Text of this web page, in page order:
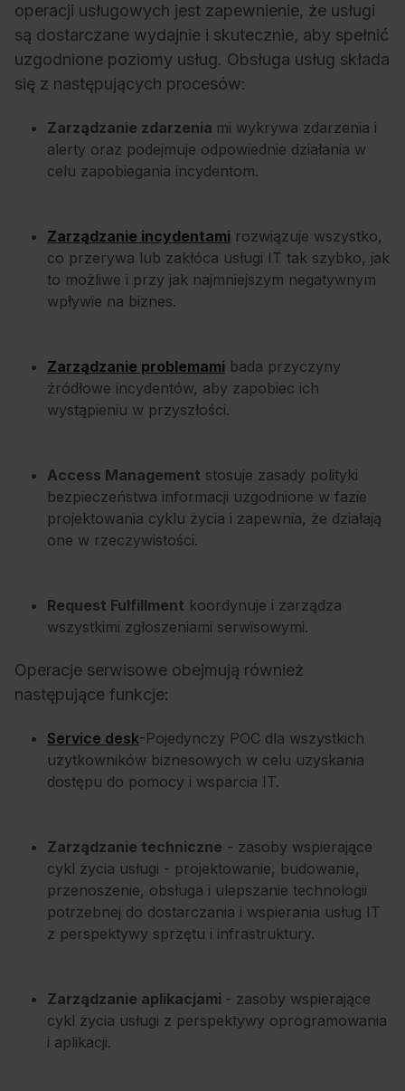
operacji usługowych jest zapewnienie, że usługi
są dostarczane wydajnie i skutecznie, aby spełnić
uzgodnione poziomy usług. Obsługa usług składa
się z następujących procesów:
Zarządzanie zdarzenia mi wykrywa zdarzenia i
alerty oraz podejmuje odpowiednie działania w
celu zapobiegania incydentom.
Zarządzanie incydentami rozwiązuje wszystko,
co przerywa lub zakłóca usługi IT tak szybko, jak
to możliwe i przy jak najmniejszym negatywnym
wpływie na biznes.
Zarządzanie problemami bada przyczyny
źródłowe incydentów, aby zapobiec ich
wystąpieniu w przyszłości.
Access Management stosuje zasady polityki
bezpieczeństwa informacji uzgodnione w fazie
projektowania cyklu życia i zapewnia, że działają
one w rzeczywistości.
Request Fulfillment koordynuje i zarządza
wszystkimi zgłoszeniami serwisowymi.
Operacje serwisowe obejmują również
następujące funkcje:
Service desk-Pojedynczy POC dla wszystkich
użytkowników biznesowych w celu uzyskania
dostępu do pomocy i wsparcia IT.
Zarządzanie techniczne - zasoby wspierające
cykl życia usługi - projektowanie, budowanie,
przenoszenie, obsługa i ulepszanie technologii
potrzebnej do dostarczania i wspierania usług IT
z perspektywy sprzętu i infrastruktury.
Zarządzanie aplikacjami - zasoby wspierające
cykl życia usługi z perspektywy oprogramowania
i aplikacji.